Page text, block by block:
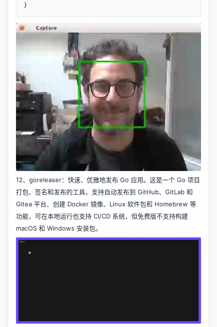
12、 goreleaser：快速、优雅地发布 Go 应用。这是一个 Go 项目
打包、签名和发布的工具，支持自动发布到 GitHub、GitLab 和
Gitea 平台、创建 Docker 镜像、Linux 软件包和 Homebrew 等
功能，可在本地运行也支持 CI/CD 系统，但免费版不支持构建
macOS 和 Windows 安装包。